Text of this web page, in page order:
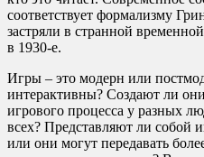
соответствует формализму
застряли в странной
в 1930-е.
Игры – это модерн или
интерактивны? Создают ли
игрового процесса у разных
всех? Представляют ли собой
или они могут передавать